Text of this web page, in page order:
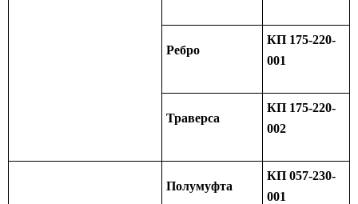
Ребро
КП 175-220-
001
Траверса
КП 175-220-
002
Полумуфта
КП 057-230-
001